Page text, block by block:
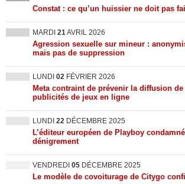
Constat : ce qu’un huissier ne doit pas
MARDI 21AVRIL 2026
Agression sexuelle sur mineur :
mais pas de suppression
LUNDI 02 FÉVRIER 2026
Meta contraint de prévenir la diffusion de
publicités de jeux en ligne
LUNDI 22 DÉCEMBRE 2025
L’éditeur européen de Playboy
dénigrement
VENDREDI 05 DÉCEMBRE 2025
Le modèle de covoiturage de Citygo